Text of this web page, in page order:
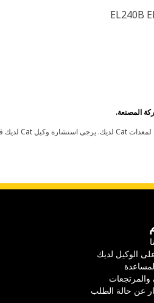
EL240B
الوكيل لديك
والمرتجعات
عن حالة الطلب